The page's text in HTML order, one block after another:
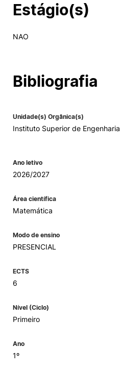
Estágio(s)
NAO
Bibliografia
Unidade(s) Orgânica(s)
Instituto Superior de Engenharia
Ano letivo
2026/2027
Área científica
Matemática
Modo de ensino
PRESENCIAL
ECTS
6
Nível (Ciclo)
Primeiro
Ano
1º